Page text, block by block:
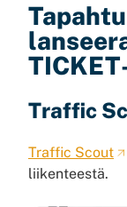
Traffic
Traffic Scout
liikenteestä.